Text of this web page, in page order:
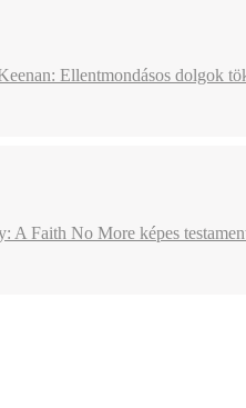
Ellentmondásos dolgok
A Faith No More képes